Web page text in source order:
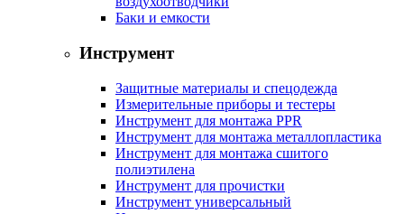
Баки и емкости
Инструмент
Защитные материалы и спецодежда
Измерительные приборы и тестеры
Инструмент для монтажа PPR
Инструмент для монтажа металлопластика
Инструмент для монтажа сшитого
полиэтилена
Инструмент для прочистки
Инструмент универсальный